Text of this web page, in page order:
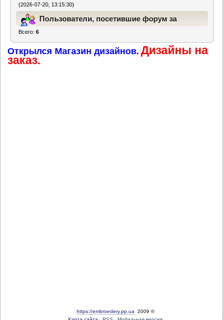
(2026-07-20, 13:15:30)
Пользователи, посетившие форум за
Всего:6
Открылся Магазин дизайнов. Дизайны на
заказ.
https://embroedery.pp.ua 2009 ©